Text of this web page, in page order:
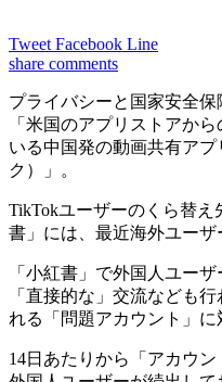
Tweet Facebook Line
share comments
プライバシーと国家安全
「米国のアプリストアか
いる中国発の動画共有ア
ク）」。
TikTokユーザーのくら替
書」には、最近海外ユーザ
「小紅書」で外国人ユー
「直接的な」交流なども
れる「問題アカウント」に
14日あたりから「アカウ